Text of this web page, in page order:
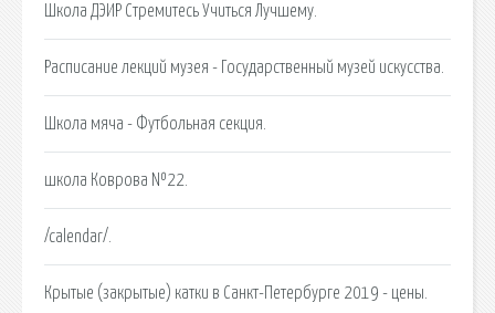
Школа ДЭИР Стремитесь Учиться Лучшему.
Расписание лекций музея - Государственный музей искусства.
Школа мяча - Футбольная секция.
школа Коврова №22.
/calendar/.
Крытые (закрытые) катки в Санкт-Петербурге 2019 - цены.